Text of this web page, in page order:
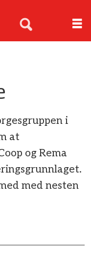
i
at
og Rema
med nesten